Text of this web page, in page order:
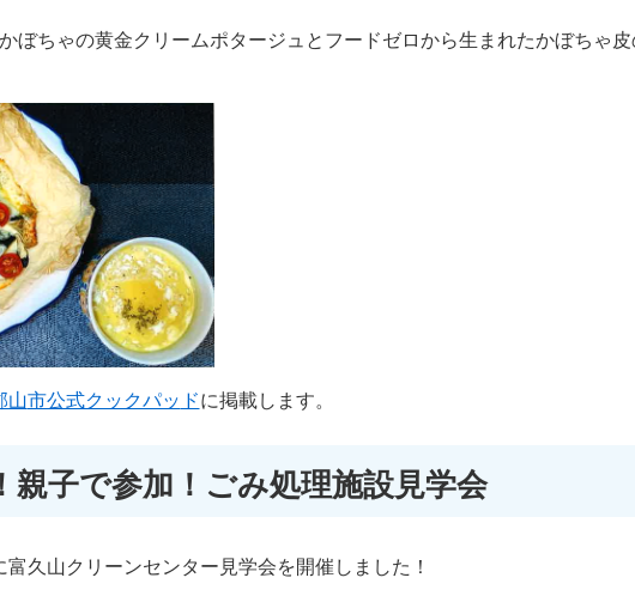
ぼちゃの黄金クリームポタージュとフードゼロから生まれたかぼちゃ皮
山市公式クックパッ ドに掲載します。​
親子で参加！ごみ処理施設見学会
久山クリーンセンター見学会を開催しました！